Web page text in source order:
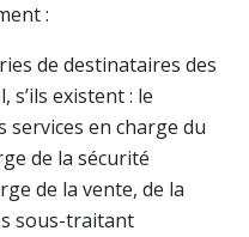
:
de destinataires des
s’ils existent : le
en charge du
de la sécurité
de la vente, de la
sous-traitant